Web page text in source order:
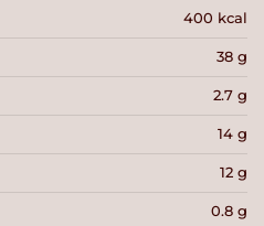
400 kcal
38 g
2.7 g
14 g
12 g
0.8 g